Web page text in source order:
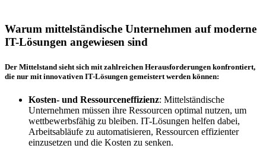
Warum mittelständische Unternehmen auf moderne
IT-Lösungen angewiesen sind
Der Mittelstand sieht sich mit zahlreichen Herausforderungen konfrontiert,
die nur mit innovativen IT-Lösungen gemeistert werden können:
Kosten- und Ressourceneffizienz: Mittelständische
Unternehmen müssen ihre Ressourcen optimal nutzen, um
wettbewerbsfähig zu bleiben. IT-Lösungen helfen dabei,
Arbeitsabläufe zu automatisieren, Ressourcen effizienter
einzusetzen und die Kosten zu senken.